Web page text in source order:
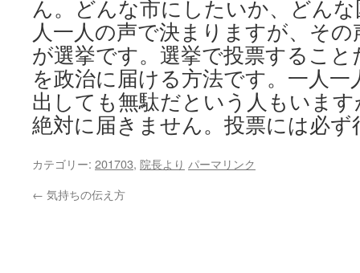
ん。どんな市にしたいか、どん
人一人の声で決まりますが、そ
が選挙です。選挙で投票するこ
を政治に届ける方法です。一人
出しても無駄だという人もいま
絶対に届きません。投票には必
カテゴリー: 201703, 院長より パーマリンク
← 気持ちの伝え方